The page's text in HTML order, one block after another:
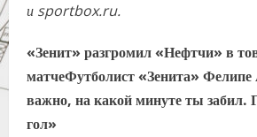
и sportbox.ru.
«Зенит» разгромил «Нефтчи» в
матчеФутболист «Зенита» Фелипе
важно, на какой минуте ты забил.
гол»